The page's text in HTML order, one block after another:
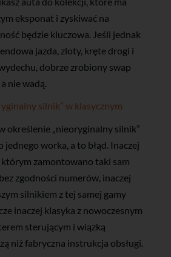
eksponat i zyskiwać na
będzie kluczowa. Jeśli jednak
jazda, zloty, kręte drogi i
dobrze zrobiony swap
nie wadą.
silnik” w klasycznym
określenie „nieoryginalny silnik”
jednego worka, a to błąd. Inaczej
którym zamontowano taki sam
zgodności numerów, inaczej
silnikiem z tej samej gamy
inaczej klasyka z nowoczesnym
sterującym i wiązką
niż fabryczna instrukcja obsługi.